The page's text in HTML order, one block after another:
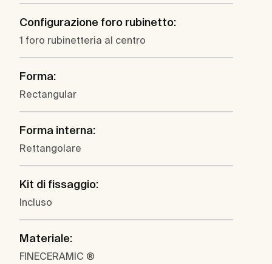
Configurazione foro rubinetto:
1 foro rubinetteria al centro
Forma:
Rectangular
Forma interna:
Rettangolare
Kit di fissaggio:
Incluso
Materiale:
FINECERAMIC ®